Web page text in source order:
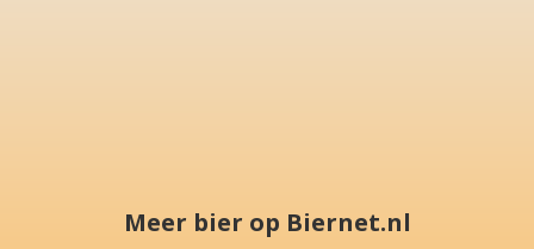
Meer bier op Biernet.nl